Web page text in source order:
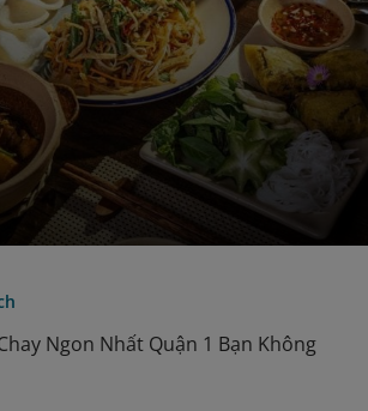
Ngon Nhất Quận 1 Bạn Không